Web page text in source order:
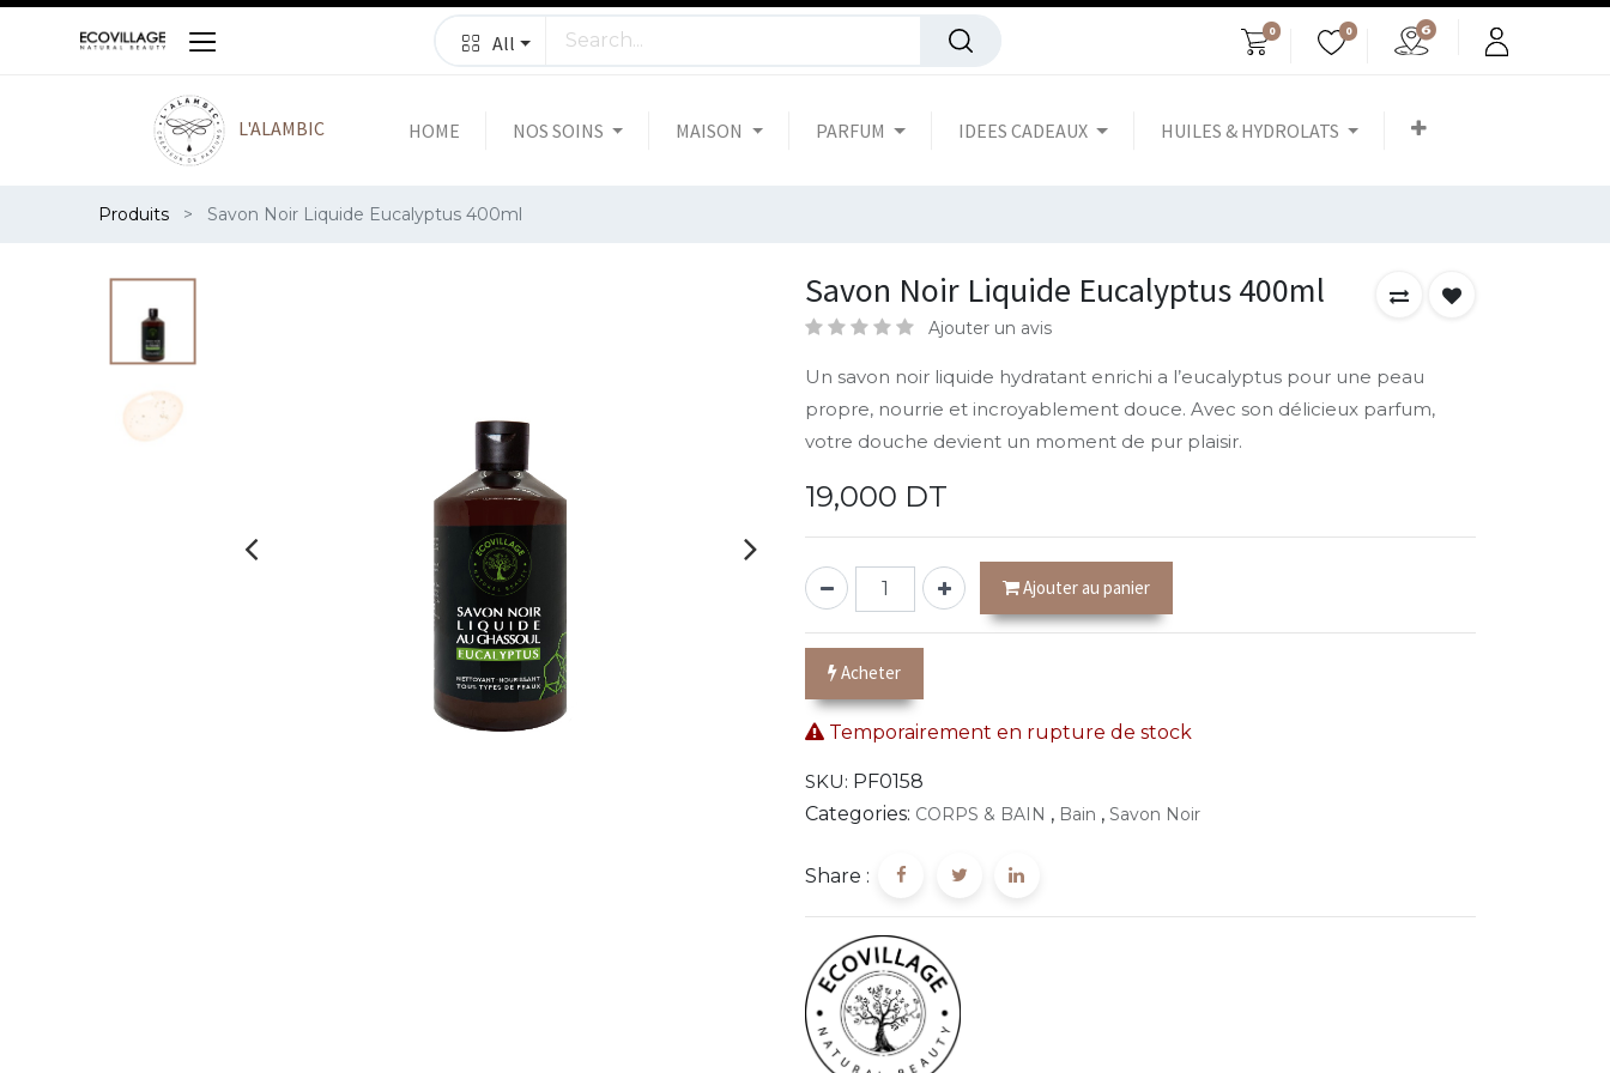
All
0 0
L'ALAMBIC HOME NOS SOINS MAISON PARFUM IDEES CADEAUX HUILES & HYDROLATS
Produits Savon Noir Liquide Eucalyptus 400ml
Savon Noir Liquide Eucalyptus 400ml
Ajouter un avis
Un savon noir liquide hydratant enrichi a l’eucalyptus pour une peau
propre, nourrie et incroyablement douce. Avec son délicieux parfum,
votre douche devient un moment de pur plaisir.
19,000 DT
Ajouter au panier
Acheter
Temporairement en rupture de stock
SKU: PF0158
Categories: CORPS & BAIN , Bain , Savon Noir
Share :